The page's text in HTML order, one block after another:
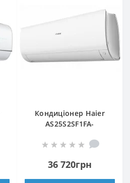
Кондиціонер Haier
AS25S2SF1FA-
36 720грн